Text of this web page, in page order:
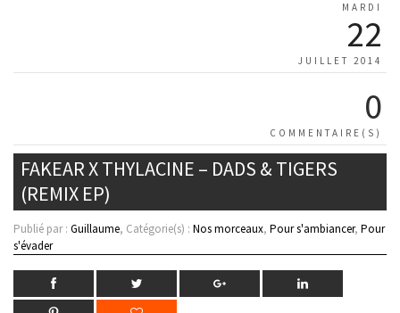
MARDI
22
JUILLET 2014
0
COMMENTAIRE(S)
FAKEAR X THYLACINE – DADS & TIGERS
(REMIX EP)
Publié par : Guillaume, Catégorie(s) : Nos morceaux, Pour s'ambiancer, Pour
s'évader